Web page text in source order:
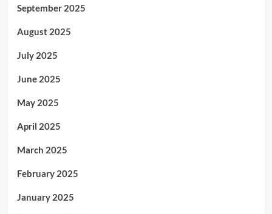
September 2025
August 2025
July 2025
June 2025
May 2025
April 2025
March 2025
February 2025
January 2025